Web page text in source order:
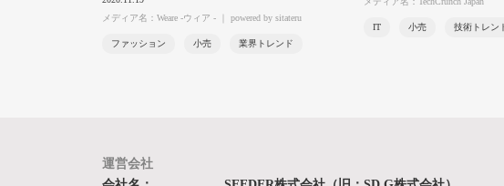
メディア名：Weare -ウィア - ｜ powered by sitateru
ファッション 小売 業界トレンド
IT 小売 技術トレン
運営会社